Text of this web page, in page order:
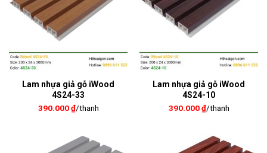
Lam nhựa giả gỗ iWood
4S24-33
390.000₫/thanh
Lam nhựa giả gỗ iWood
4S24-10
390.000₫/thanh